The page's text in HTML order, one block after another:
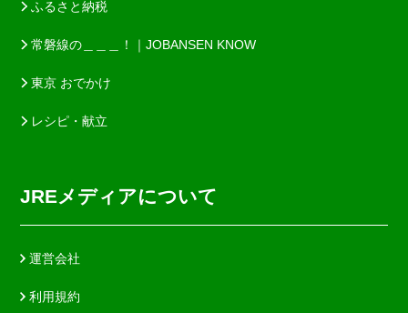
ふるさと納税
常磐線の＿＿＿！｜JOBANSEN KNOW
東京 おでかけ
レシピ・献立
JREメディアについて
運営会社
利用規約